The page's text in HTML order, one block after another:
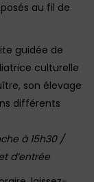
au fil de
guidée de
culturelle
son élevage
différents
à 15h30 /
d’entrée